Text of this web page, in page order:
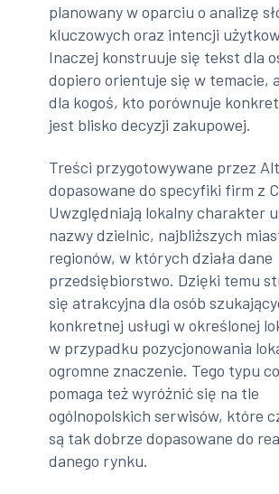
planowany w oparciu o analizę
kluczowych oraz intencji
Inaczej konstruuje się tekst dla
dopiero orientuje się w temacie,
dla kogoś, kto porównuje
jest blisko decyzji zakupowej.
Treści przygotowywane przez
dopasowane do specyfiki firm z
Uwzględniają lokalny charakter
nazwy dzielnic, najbliższych
regionów, w których działa dane
przedsiębiorstwo. Dzięki temu
się atrakcyjna dla osób
konkretnej usługi w określonej
w przypadku pozycjonowania
ogromne znaczenie. Tego typu
pomaga też wyróżnić się na tle
ogólnopolskich serwisów, które
są tak dobrze dopasowane do
danego rynku.